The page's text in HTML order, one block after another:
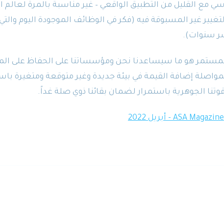
مع القليل من التطبيق الواقعي – غير مناسبة بالمرة لعالم
غير المسبوقة فيه (فكر في الوظائف الموجودة اليوم
سنوات).
هو ما سيساعدنا نحن ومؤسساتنا على الحفاظ على
إضافة القيمة في بيئة جديدة وغير متوقعة ومتغيرة
الجوهرية باستمرار لضمان بقائنا ذوي صلة غداً.
ASA Magazine - أبريل 2022